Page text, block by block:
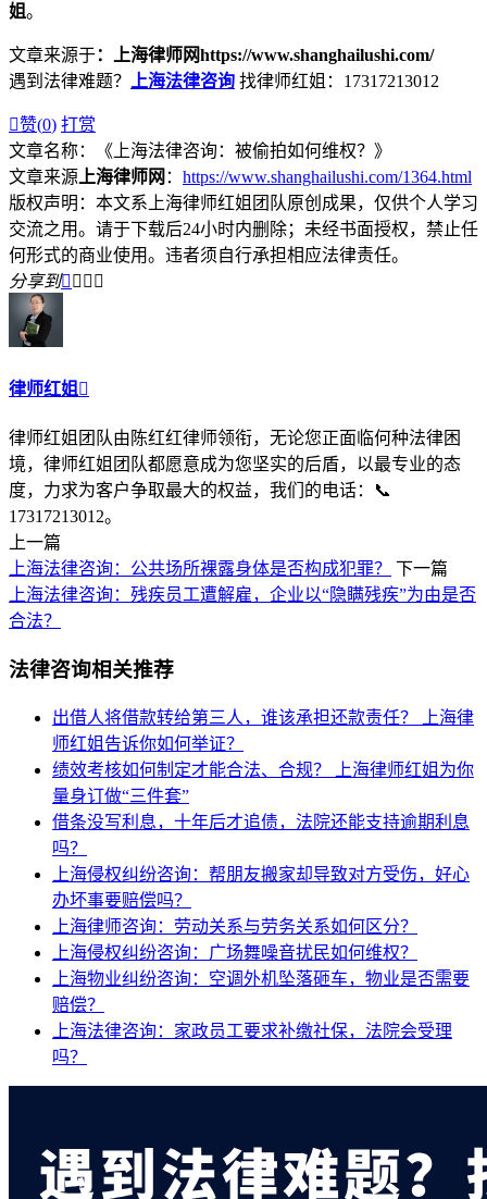
姐。
文章来源于：上海律师网https://www.shanghailushi.com/
遇到法律难题？
上海法律咨询 找律师红姐：17317213012
赞(0) 打赏
文章名称：《上海法律咨询：被偷拍如何维权？》
文章来源 上海律师网 ： https://www.shanghailushi.com/1364.html
版权声明：本文系上海律师红姐团队原创成果，仅供个人学习
交流之用。请于下载后24小时内删除；未经书面授权，禁止任
何形式的商业使用。违者须自行承担相应法律责任。
分享到   
律师红姐 
律师红姐团队由陈红红律师领衔，无论您正面临何种法律困
境，律师红姐团队都愿意成为您坚实的后盾，以最专业的态
度，力求为客户争取最大的权益，我们的电话：📞
17317213012。
上一篇
上海法律咨询：公共场所裸露身体是否构成犯罪？
下一篇
上海法律咨询：残疾员工遭解雇，企业以“隐瞒残疾”为由是否
合法？
法律咨询相关推荐
出借人将借款转给第三人，谁该承担还款责任？
上海律
师红姐告诉你如何举证？
绩效考核如何制定才能合法、合规？
上海律师红姐为你
量身订做“三件套”
借条没写利息，十年后才追债，法院还能支持逾期利息
吗？
上海侵权纠纷咨询：帮朋友搬家却导致对方受伤，好心
办坏事要赔偿吗？
上海律师咨询：劳动关系与劳务关系如何区分？
上海侵权纠纷咨询：广场舞噪音扰民如何维权？
上海物业纠纷咨询：空调外机坠落砸车，物业是否需要
赔偿？
上海法律咨询：家政员工要求补缴社保，法院会受理
吗？